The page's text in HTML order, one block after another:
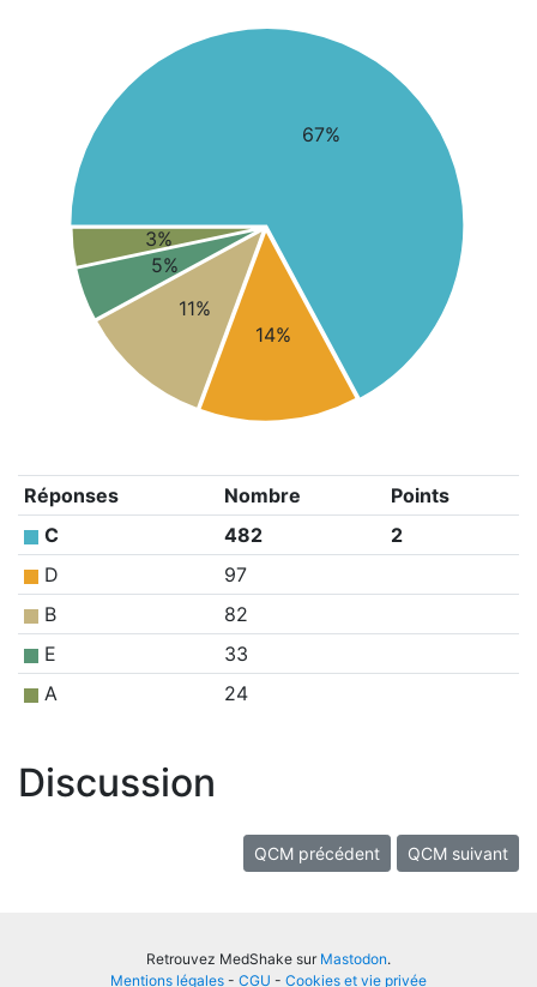
67%
14%
11%
5%
3%
Réponses Nombre
Points
C
482
2
D
97
B
82
E
33
A
24
Discussion
QCM précédent QCM suivant
Retrouvez MedShake sur Mastodon.
Mentions légales - CGU - Cookies et vie privée